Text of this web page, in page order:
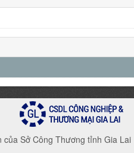
của Sở Công Thương tỉnh Gia Lai